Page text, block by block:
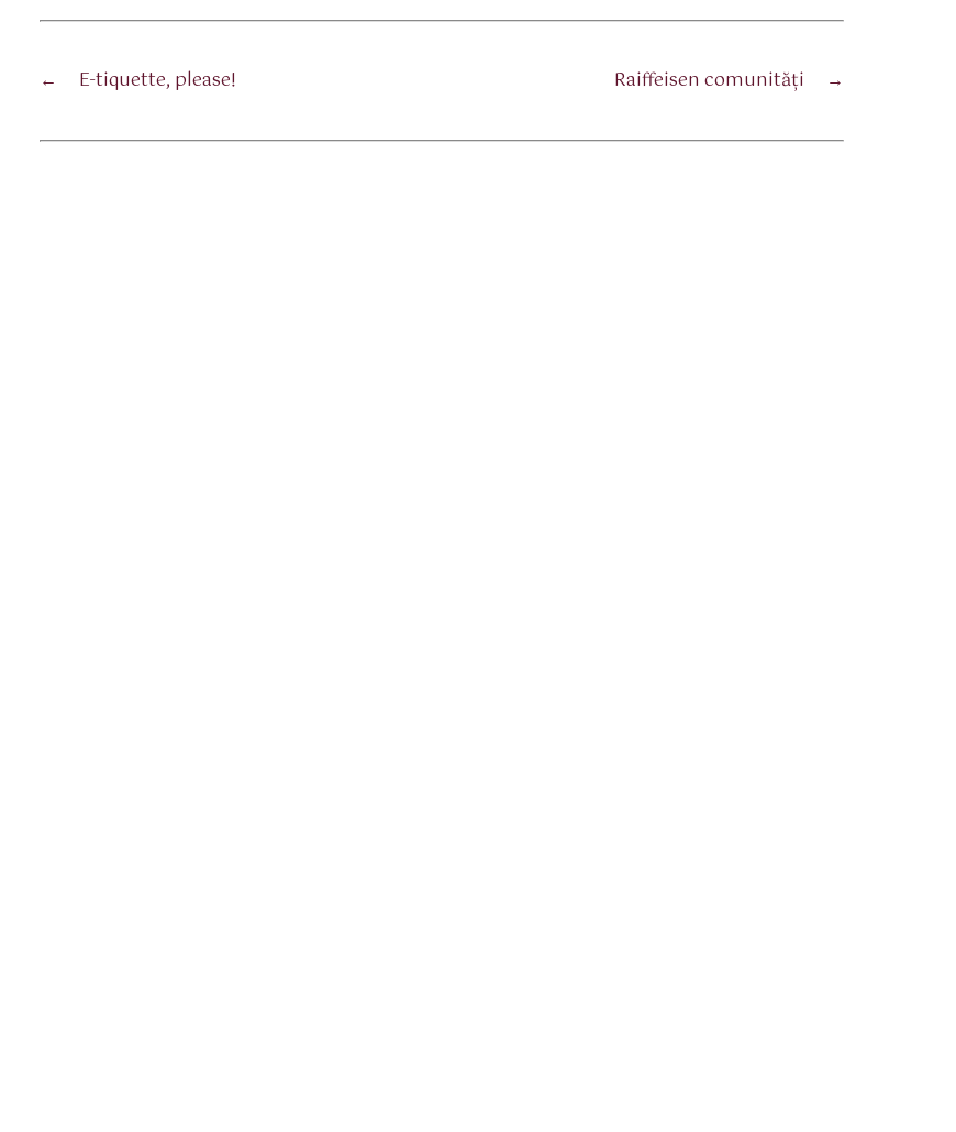
← E-tiquette, please! →
Raiffeisen comunităţi